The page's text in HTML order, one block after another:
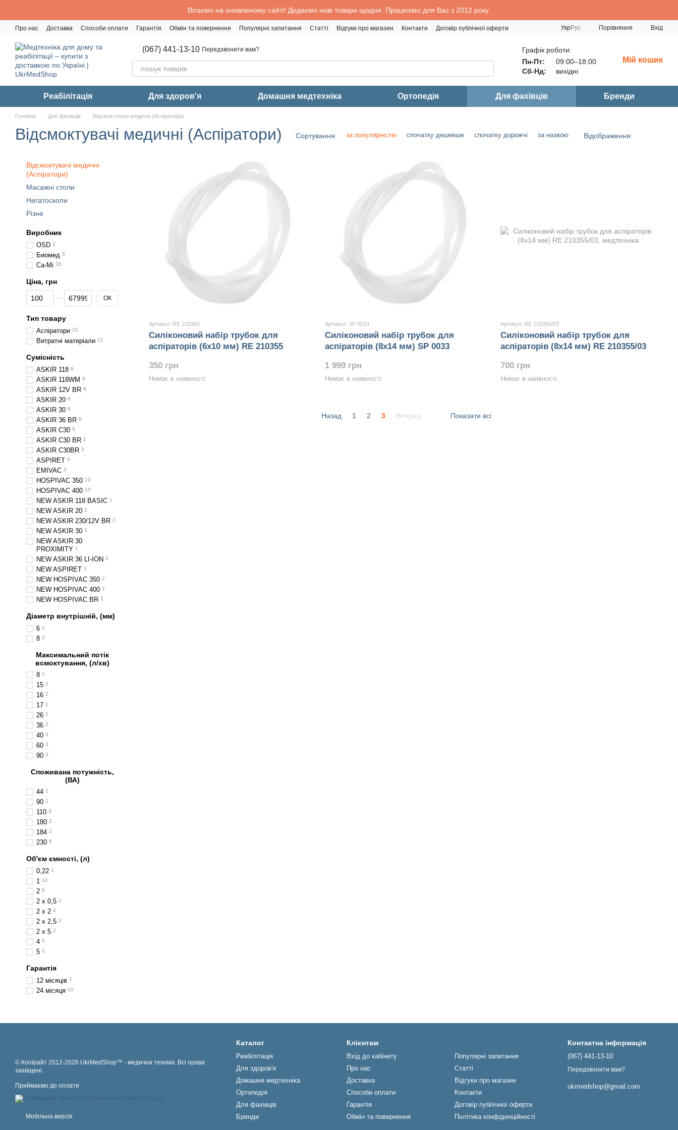
Вітаємо на оновленому сайті! Додаємо нові товари щодня. Працюємо для Вас з 2012 року.
Про нас Доставка Способи оплати Гарантія Обмін та повернення Популярні запитання Статті Відгуки про магазин Контакти
Договір публічної оферти
УкрРус Порівняння Вхід
(067) 441-13-10 Передзвонити вам?
Графік роботи:
Пн-Пт:
09:00–18:00
Сб-Нд:
вихідні
Мій кошик
Реабiлiтацiя Для здоров'я Домашня медтехніка Ортопедія Для фахівців Бренди
Головна Для фахівців Відсмоктувачі медичні (Аспіратори)
Відсмоктувачі медичні (Аспіратори) Сортування: за популярністю спочатку дешевше спочатку дорожчі за назвою Відображення:
Артикул: RE 210355
Силіконовий набір трубок для
аспіраторів (6x10 мм) RE 210355
350 грн
Немає в наявності
Артикул: SP 0033
Силіконовий набір трубок для
аспіраторів (8x14 мм) SP 0033
1 999 грн
Немає в наявності
Артикул: RE 210355/03
Силіконовий набір трубок для
аспіраторів (8x14 мм) RE 210355/03
700 грн
Немає в наявності
Назад 1 2 3 Вперед Показати всі
Відсмоктувачі медичні
(Аспіратори)
Масажні столи
Негатоскопи
Різне
Виробник
OSD 2
Биомед 5
Ca-Mi 35
Ціна, грн
Від Ціна, грн
До Ціна, грн ОК
Тип товару
Аспіратори 22
Витратні матеріали 21
Сумісність
ASKIR 118 6
ASKIR 118WM 6
ASKIR 12V BR 6
ASKIR 20 6
ASKIR 30 6
ASKIR 36 BR 8
ASKIR C30 5
ASKIR C30 BR 2
ASKIR C30BR 3
ASPIRET 6
EMIVAC 2
HOSPIVAC 350 10
HOSPIVAC 400 10
NEW ASKIR 118 BASIC 1
NEW ASKIR 20 1
NEW ASKIR 230/12V BR 2
NEW ASKIR 30 1
NEW ASKIR 30
PROXIMITY 1
NEW ASKIR 36 LI-ION 2
NEW ASPIRET 1
NEW HOSPIVAC 350 2
NEW HOSPIVAC 400 2
NEW HOSPIVAC BR 2
Діаметр внутрішній, (мм)
6 1
8 2
Максимальний потік
всмоктування, (л/хв)
8 1
15 2
16 2
17 1
26 1
36 2
40 3
60 3
90 3
Споживана потужність,
(ВА)
44 1
90 1
110 3
180 2
184 2
230 6
Об'єм ємності, (л)
0,22 1
1 10
2 6
2 x 0,5 1
2 х 2 4
2 х 2,5 2
2 х 5 2
4 2
5 2
Гарантія
12 місяців 7
24 місяця 10
© Копірайт 2012-2026 UkrMedShop™ - медична техніка. Всі права
захищені.
Приймаємо до оплати
Мобільна версія
Каталог
Реабiлiтацiя
Для здоров'я
Домашня медтехніка
Ортопедія
Для фахівців
Бренди
Клієнтам
Вхід до кабінету
Про нас
Доставка
Способи оплати
Гарантія
Обмін та повернення
Популярні запитання
Статті
Відгуки про магазин
Контакти
Договір публічної оферти
Політика конфіденційності
Контактна інформація
(067) 441-13-10
Передзвонити вам?
ukrmedshop@gmail.com